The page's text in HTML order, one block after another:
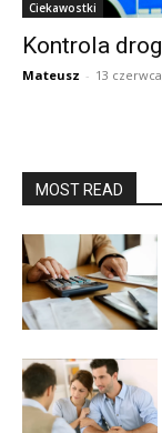
Ciekawostki
Kontrola
Mateusz - 13
MOST READ